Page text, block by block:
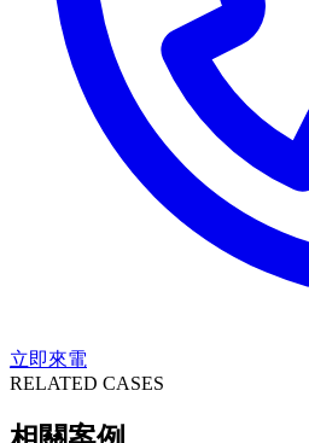
立即來電
RELATED CASES